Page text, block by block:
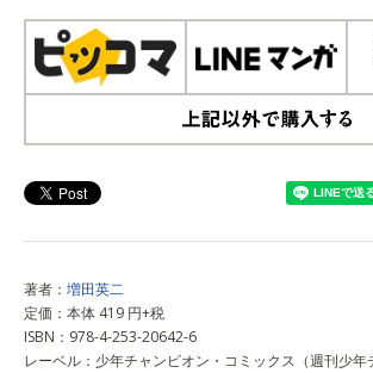
著者： 増田英二
定価：本体 419 円+税
ISBN：978-4-253-20642-6
レーベル：少年チャンピオン・コミックス（週刊少年